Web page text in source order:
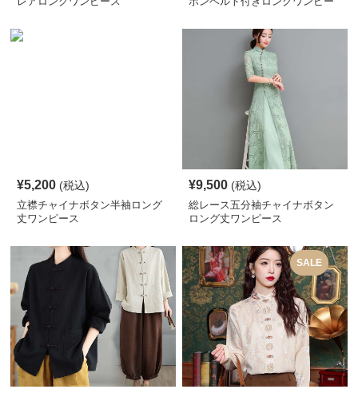
¥5,200 (税込)
立襟チャイナボタン半袖ロング
丈ワンピース
¥9,500 (税込)
総レース五分袖チャイナボタン
ロング丈ワンピース
SALE